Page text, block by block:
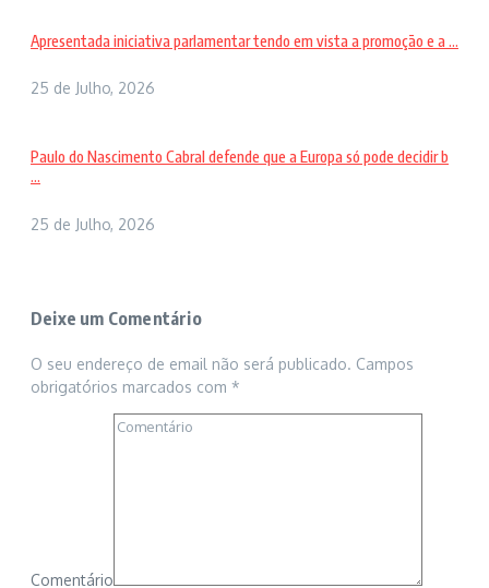
Apresentada iniciativa parlamentar tendo em vista a promoção e a ...
25 de Julho, 2026
Paulo do Nascimento Cabral defende que a Europa só pode decidir b
...
25 de Julho, 2026
Deixe um Comentário
O seu endereço de email não será publicado. Campos
obrigatórios marcados com *
Comentário